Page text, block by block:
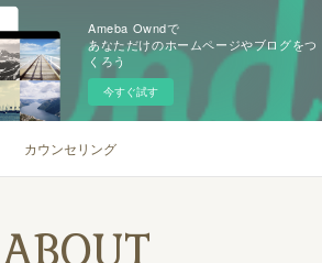
Ameba Owndで
あなただけのホームページやブログをつ
くろう
今すぐ試す
カウンセリング
ABOUT